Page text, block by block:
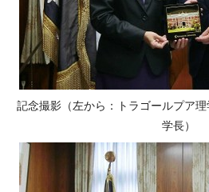
記念撮影（左から：トラゴールプア
学長）